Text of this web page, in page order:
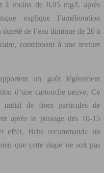
à moins de 0,05 mg/L après
explique l’amélioration
de l’eau diminue de 20 à
contribuant à une texture
un goût légèrement
d’une cartouche neuve. Ce
initial de fines particules de
après le passage des 10-15
effet, Brita recommande un
que cette étape ne soit pas